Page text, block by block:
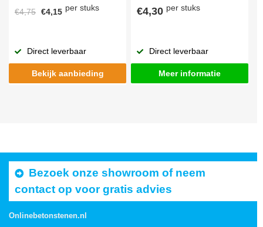
€4,75 €4,15 per stuks
Direct leverbaar
Bekijk aanbieding
€4,30 per stuks
Direct leverbaar
Meer informatie
Bezoek onze showroom of neem
contact op voor gratis advies
Onlinebetonstenen.nl